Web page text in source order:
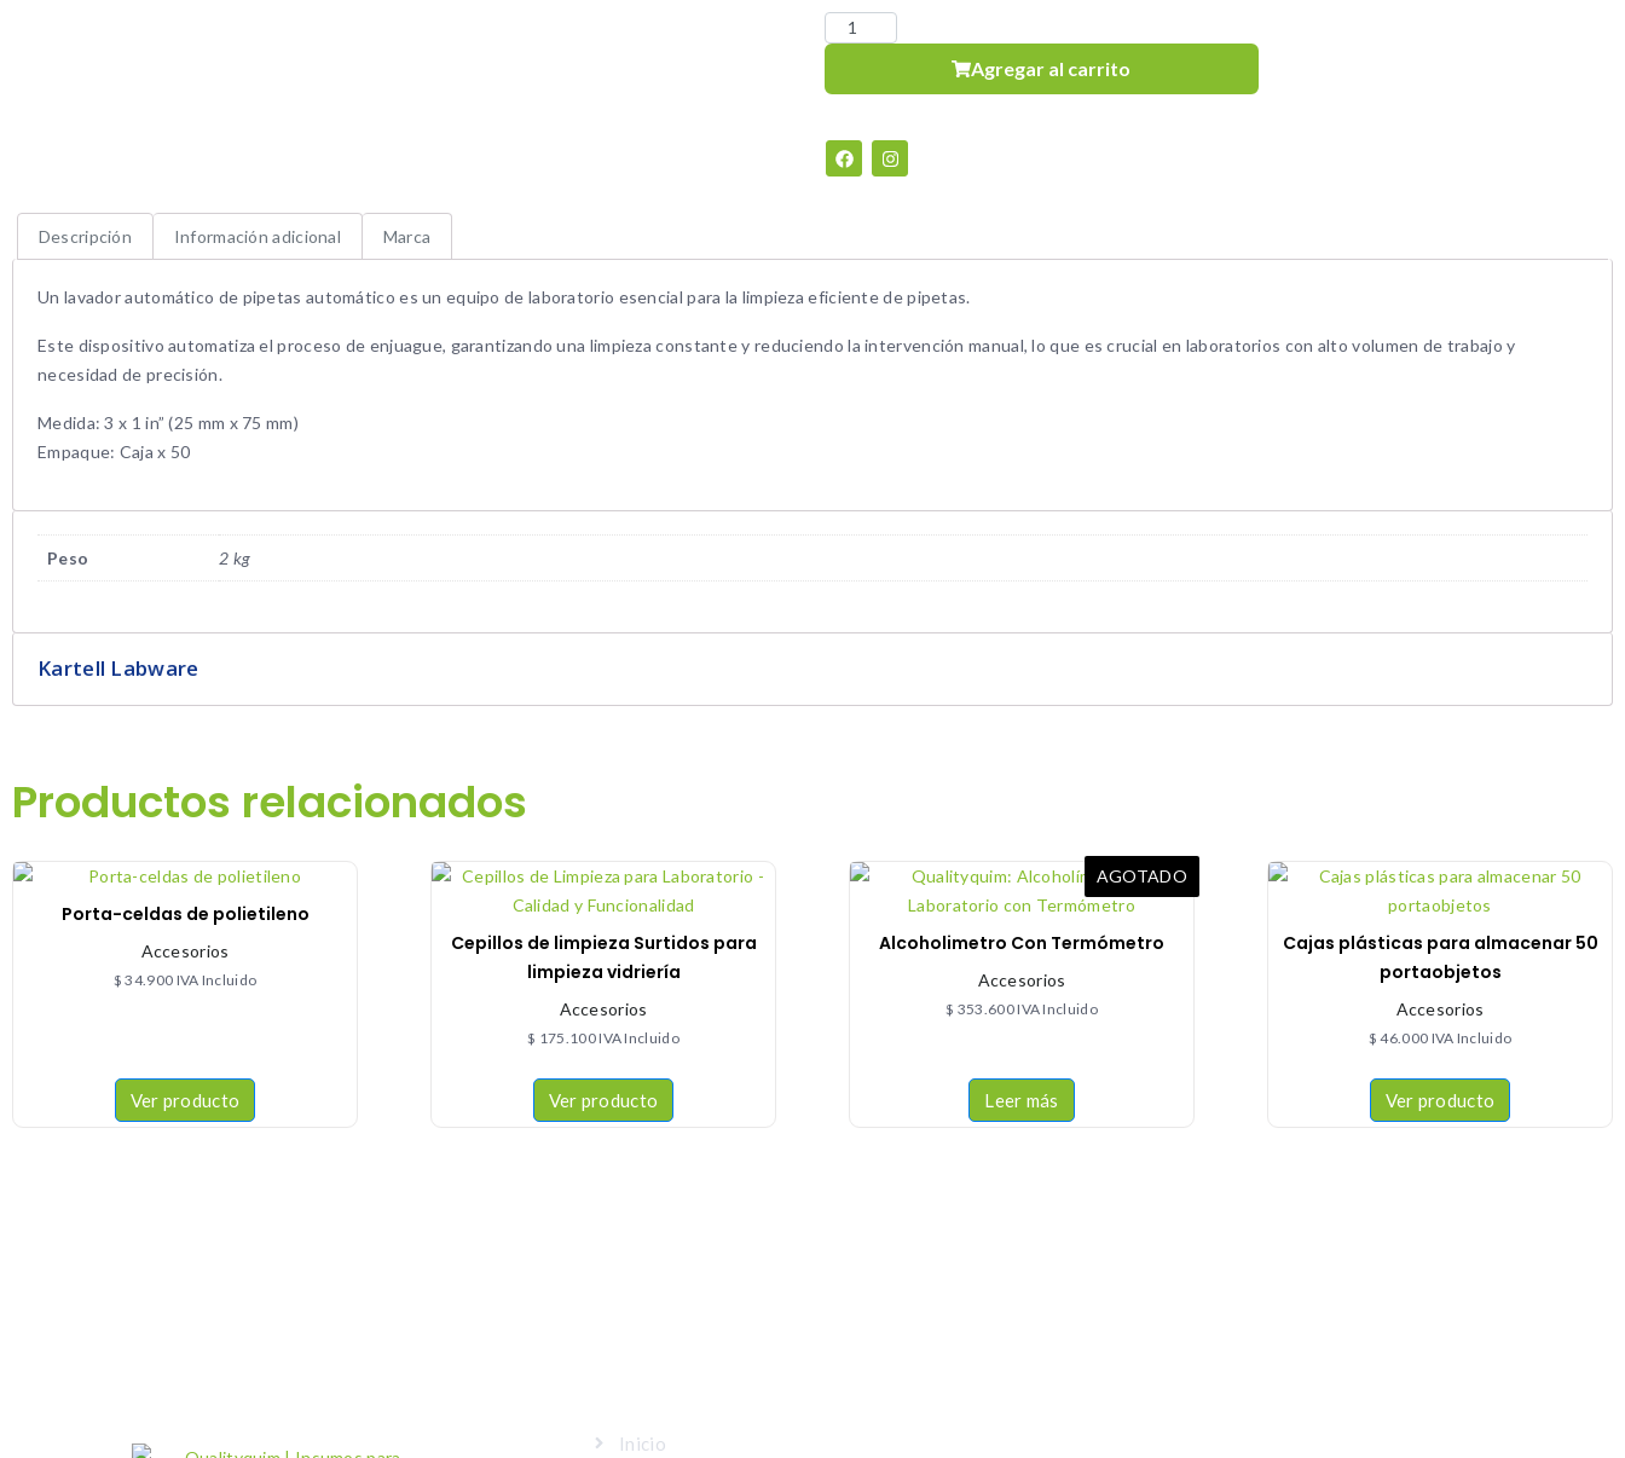
Agregar al carrito
Descripción Información adicional Marca
Un lavador automático de pipetas automático es un equipo de laboratorio esencial para la limpieza eficiente de pipetas.
Este dispositivo automatiza el proceso de enjuague, garantizando una limpieza constante y reduciendo la intervención manual, lo que es crucial en laboratorios con alto volumen de trabajo y
necesidad de precisión.
Medida: 3 x 1 in” (25 mm x 75 mm)
Empaque: Caja x 50
Peso 2 kg
Kartell Labware
Productos relacionados
Porta-celdas de polietileno
Accesorios
$ 34.900 IVA Incluido
Ver producto
Cepillos de limpieza Surtidos para
limpieza vidriería
Accesorios
$ 175.100IVA Incluido
Ver producto
AGOTADO
Alcoholimetro Con Termómetro
Accesorios
$ 353.600IVA Incluido
Leer más
Cajas plásticas para almacenar 50
portaobjetos
Accesorios
$ 46.000 IVA Incluido
Ver producto
Inicio